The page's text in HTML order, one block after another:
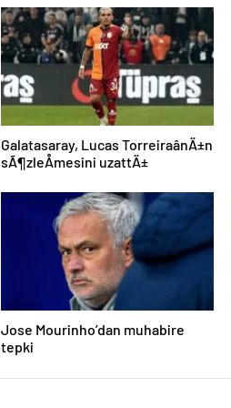
Galatasaray, Lucas TorreiraânÄ±n
sÃ¶zleÅmesini uzattÄ±
Jose Mourinho’dan muhabire
tepki